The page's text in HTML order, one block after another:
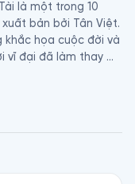
là một trong 10
bản bởi Tân Việt.
khắc họa cuộc đời và
vĩ đại đã làm thay
là một trong những
1909. Sinh ra trong
tác phẩm đáng chú